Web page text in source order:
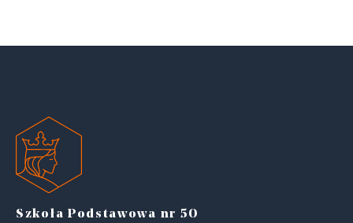
Szkoła Podstawowa nr 50